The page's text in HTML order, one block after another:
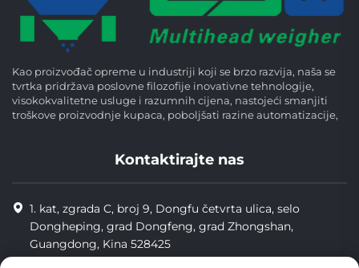
Kao proizvođač opreme u industriji koji se brzo razvija, naša se
tvrtka pridržava poslovne filozofije inovativne tehnologije,
visokokvalitetne usluge i razumnih cijena, nastojeći smanjiti
troškove proizvodnje kupaca, poboljšati razine automatizacije,
Kontaktirajte nas
1. kat, zgrada C, broj 9, Dongfu četvrta ulica, selo
Dongheping, grad Dongfeng, grad Zhongshan,
Guangdong, Kina 528425